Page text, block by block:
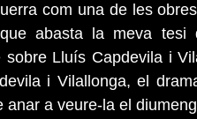
com una de les
abasta la meva tesi
sobre Lluís Capdevila i
i Vilallonga, el
a veure-la el